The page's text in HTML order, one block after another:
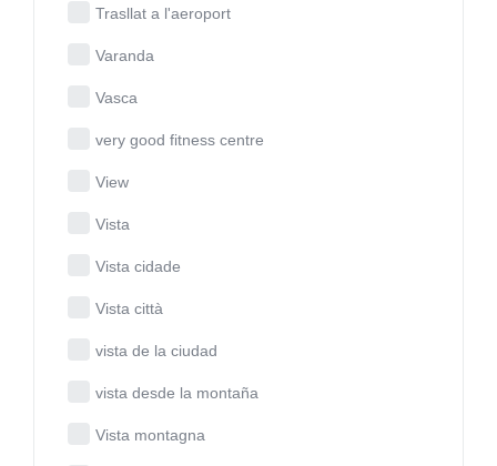
Trasllat a l'aeroport
Varanda
Vasca
very good fitness centre
View
Vista
Vista cidade
Vista città
vista de la ciudad
vista desde la montaña
Vista montagna